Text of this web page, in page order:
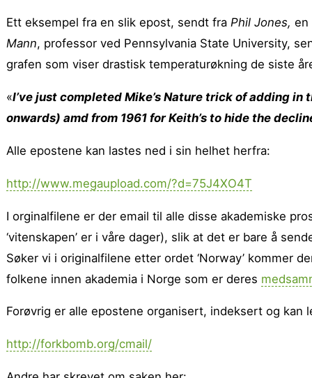
Ett eksempel fra en slik epost, sendt fra Phil Jones, en
Mann, professor ved Pennsylvania State University,
grafen som viser drastisk temperaturøkning de siste
«I’ve just completed Mike’s Nature trick of adding
onwards) amd from 1961 for Keith’s to hide the
Alle epostene kan lastes ned i sin helhet herfra:
http://www.megaupload.com/?d=75J4XO4T
I orginalfilene er der email til alle disse akademiske
‘vitenskapen’ er i våre dager), slik at det er bare å
Søker vi i originalfilene etter ordet ‘Norway’ kommer
folkene innen akademia i Norge som er deres
Forøvrig er alle epostene organisert, indeksert og kan
http://forkbomb.org/cmail/